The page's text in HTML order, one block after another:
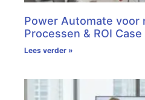
Power Automate voor
Processen & ROI Case
Lees verder »